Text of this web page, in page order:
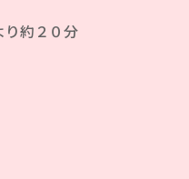
り約２０分